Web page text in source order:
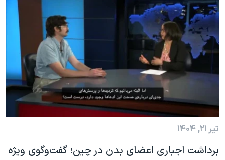
تیر ۲۱, ۱۴۰۴
برداشت اجباری اعضای بدن در چین؛ گفت‌وگوی ویژه